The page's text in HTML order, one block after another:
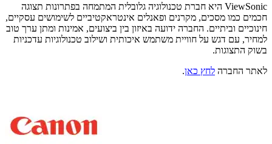
ViewSonic היא חברת טכנולוגיה גלובלית המתמחה בפתרונות תצוגה
חכמים כמו מסכים, מקרנים ופאנלים אינטראקטיביים לשימושים עסקיים,
חינוכיים וביתיים. החברה ידועה באיזון בין ביצועים, אמינות ומתן ערך טוב
למחיר, עם דגש על חוויית משתמש איכותית ושילוב טכנולוגיות עדכניות
בשוק התצוגות.
לאתר החברה לחץ כאן.